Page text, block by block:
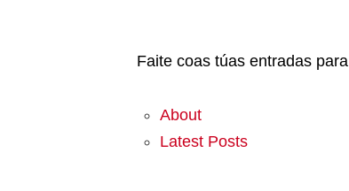
Faite coas túas entradas para
About
Latest Posts